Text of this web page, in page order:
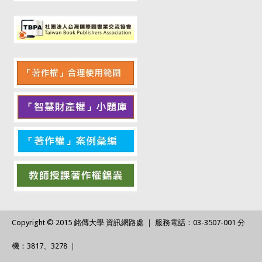
Copyright © 2015 銘傳大學 資訊網路處 ｜ 服務電話：03-3507-001 分
機：3817、3278 ｜